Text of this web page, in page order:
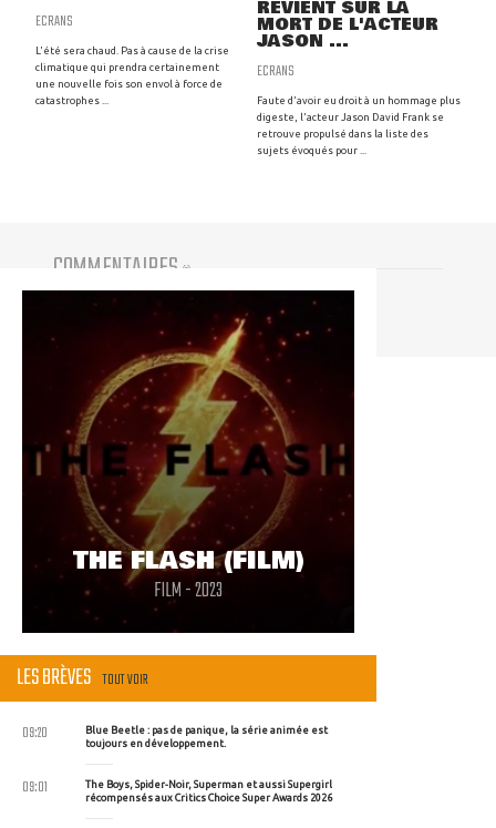
ECRANS
L'été sera chaud. Pas à cause de la crise
climatique qui prendra certainement
une nouvelle fois son envol à force de
catastrophes ...
REVIENT SUR LA
MORT DE L'ACTEUR
JASON ...
ECRANS
Faute d'avoir eu droit à un hommage plus
digeste, l'acteur Jason David Frank se
retrouve propulsé dans la liste des
sujets évoqués pour ...
COMMENTAIRES (0)
Vous devez être connecté pour participer
THE FLASH (FILM)
FILM - 2023
LES BRÈVES TOUT VOIR
Blue Beetle : pas de panique, la série animée est
toujours en développement.
09:20
The Boys, Spider-Noir, Superman et aussi Supergirl
récompensés aux Critics Choice Super Awards 2026
09:01